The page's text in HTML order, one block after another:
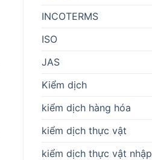
INCOTERMS
ISO
JAS
Kiểm dịch
kiểm dịch hàng hóa
kiểm dịch thực vật
kiểm dịch thực vật nhập